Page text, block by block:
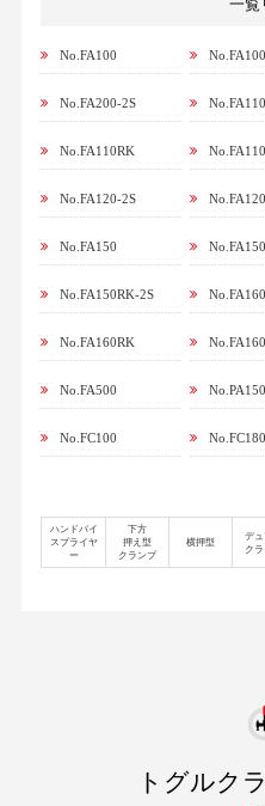
一覧
No.FA100
No.FA200-2S No.FA110
No.FA110RK
No.FA120-2S
No.FA150
No.FA150RK-2S No.FA160
No.FA160RK
No.FA500 No.PA150
No.FC100 No.FC180
ハンドバイ
スプライヤ
ー
下方
押え型
クランプ
横押型
デ
ク
トグルク